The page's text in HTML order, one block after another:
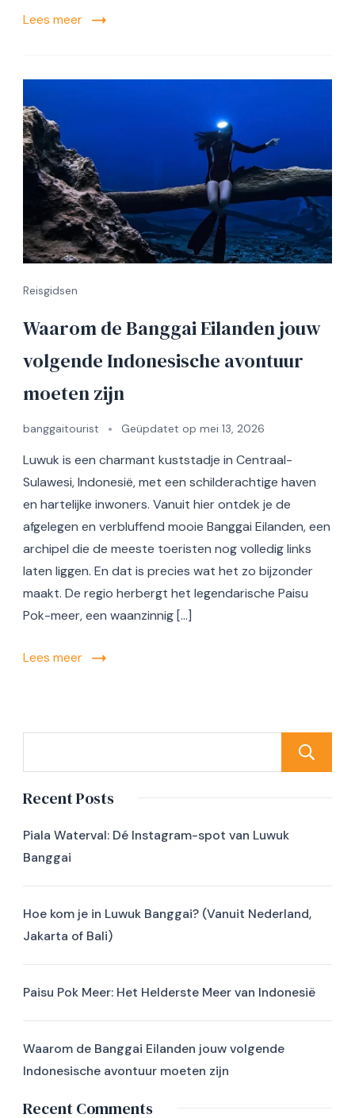
Lees meer
Reisgidsen
Waarom de Banggai Eilanden jouw
volgende Indonesische avontuur
moeten zijn
banggaitourist Geüpdatet op mei 13, 2026
Luwuk is een charmant kuststadje in Centraal-
Sulawesi, Indonesië, met een schilderachtige haven
en hartelijke inwoners. Vanuit hier ontdek je de
afgelegen en verbluffend mooie Banggai Eilanden, een
archipel die de meeste toeristen nog volledig links
laten liggen. En dat is precies wat het zo bijzonder
maakt. De regio herbergt het legendarische Paisu
Pok-meer, een waanzinnig […]
Lees meer
Recent Posts
Piala Waterval: Dé Instagram-spot van Luwuk
Banggai
Hoe kom je in Luwuk Banggai? (Vanuit Nederland,
Jakarta of Bali)
Paisu Pok Meer: Het Helderste Meer van Indonesië
Waarom de Banggai Eilanden jouw volgende
Indonesische avontuur moeten zijn
Recent Comments